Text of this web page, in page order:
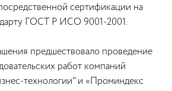
сертификации на
ГОСТ Р ИСО 9001-2001.
предшествовало проведение
работ компаний
технологии" и «Проминдекс